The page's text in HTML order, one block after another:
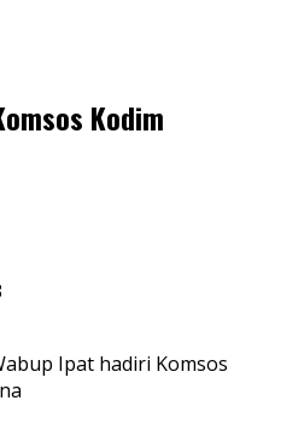
Kodim
Ipat hadiri Komsos